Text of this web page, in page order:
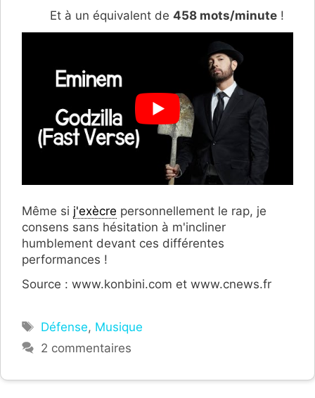
Et à un équivalent de 458 mots/minute !
Même si j'exècre personnellement le rap, je
consens sans hésitation à m'incliner
humblement devant ces différentes
performances !
Source : www.konbini.com et www.cnews.fr
Étiquettes
Défense, Musique
2 commentaires